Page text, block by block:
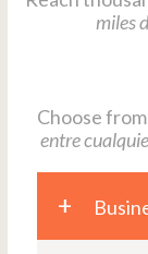
miles
Choose
entre